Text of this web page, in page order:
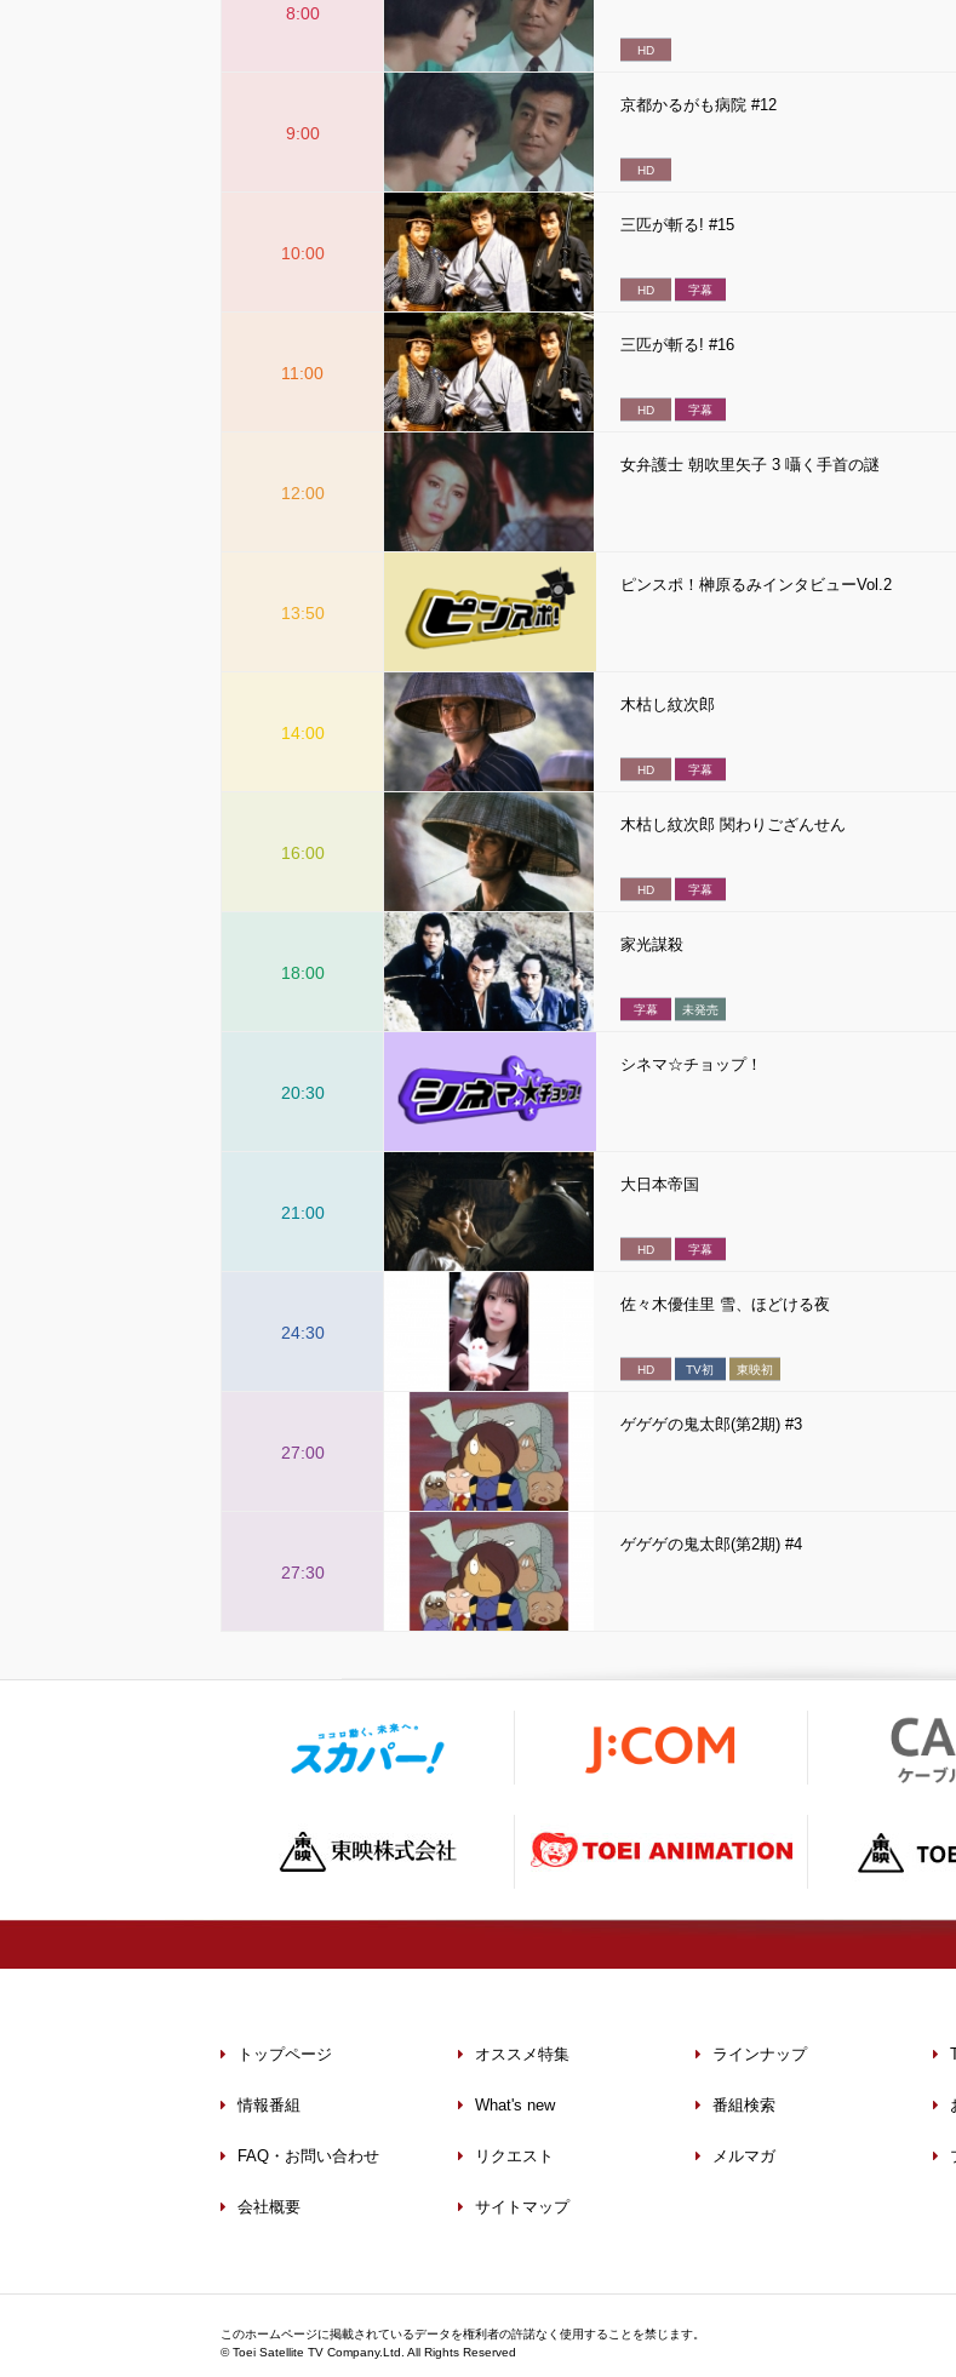
8:00
HD
9:00
京都かるがも病院 #12
HD
10:00
三匹が斬る! #15
HD 字幕
11:00
三匹が斬る! #16
HD 字幕
12:00
女弁護士 朝吹里矢子 3 囁く手首の謎
13:50
ピンスポ！榊原るみインタビューVol.2
14:00
木枯し紋次郎
HD 字幕
16:00
木枯し紋次郎 関わりござんせん
HD 字幕
18:00
家光謀殺
字幕 未発売
20:30
シネマ☆チョップ！
21:00
大日本帝国
HD 字幕
24:30
佐々木優佳里 雪、ほどける夜
HD TV初 東映初
27:00
ゲゲゲの鬼太郎(第2期) #3
27:30
ゲゲゲの鬼太郎(第2期) #4
トップページ オススメ特集 ラインナップ
情報番組 What's new 番組検索
FAQ・お問い合わせ リクエスト メルマガ
会社概要 サイトマップ
このホームページに掲載されているデータを権利者の許諾なく使用することを禁じます。
©Toei Satellite TV Company.Ltd. All Rights Reserved